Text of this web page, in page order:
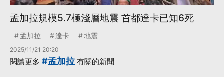
孟加拉規模5.7極淺層地震 首都達卡已知6死
孟加拉 達卡 地震
2025/11/21 20:20
閱讀更多 #孟加拉 有關的新聞